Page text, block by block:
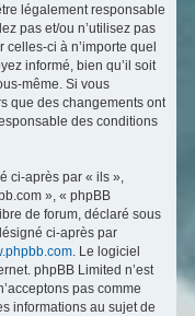
légalement responsable
pas et/ou n’utilisez pas
ci à n’importe quel
informé, bien qu’il soit
même. Si vous
que des changements ont
des conditions
ci-après par « ils »,
», « phpBB
de forum, déclaré sous
ci-après par
. Le logiciel
phpBB Limited n’est
pas comme
informations au sujet de